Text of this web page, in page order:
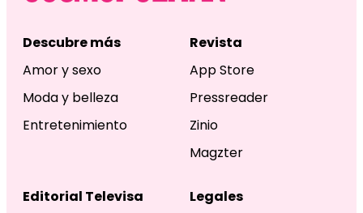
Descubre más
Amor y sexo
Moda y belleza
Entretenimiento
Revista
App Store
Pressreader
Zinio
Magzter
Editorial Televisa
Legales